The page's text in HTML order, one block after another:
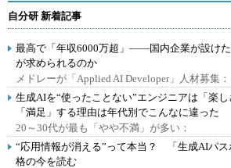
自分研 新着記事
最高で「年収6000万超」――国内企業が設け
が求められるのか
メドレーが「Applied AI Developer」人材募集：
生成AIを“使ったことない”エンジニアは「楽
「満足」する理由は年代別でこんなに違った
20～30代が最も「やや不満」が多い：
“応用情報が消える”って本当？ 「生成AIパ
格の今を読む